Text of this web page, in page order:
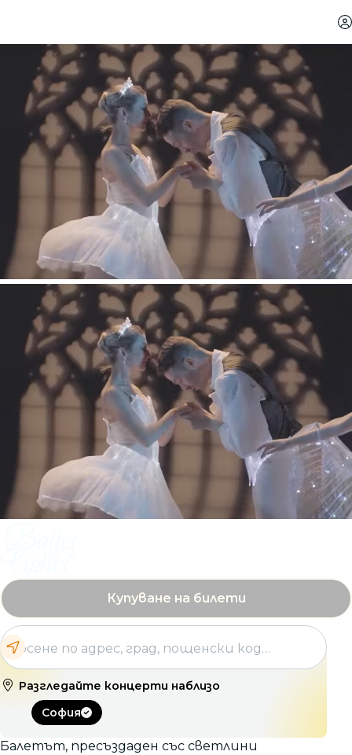
Купуване на билети
Разгледайте концерти наблизо
София
Балетът, пресъздаден със светлини